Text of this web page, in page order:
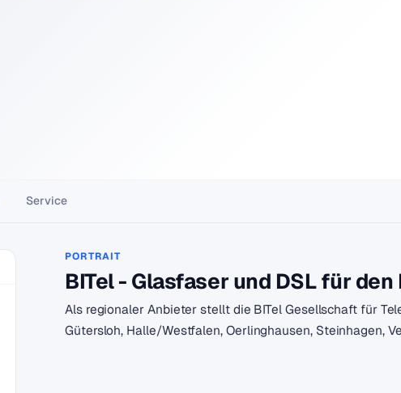
Service
PORTRAIT
BITel - Glasfaser und DSL für
Als regionaler Anbieter stellt die BITel Gesellschaft für
Gütersloh, Halle/Westfalen, Oerlinghausen, Steinhagen,